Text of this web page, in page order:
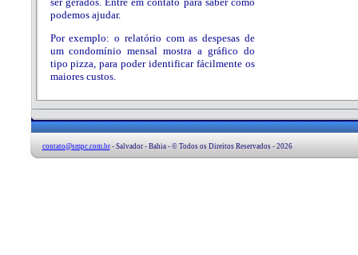
podemos ajudar.
Por exemplo: o relatório com as despesas de
um condomínio mensal mostra a gráfico do
tipo pizza, para poder identificar fácilmente os
maiores custos.
contato@smpc.com.br- Salvador - Bahia - © Todos os Direitos Reservados - 2026